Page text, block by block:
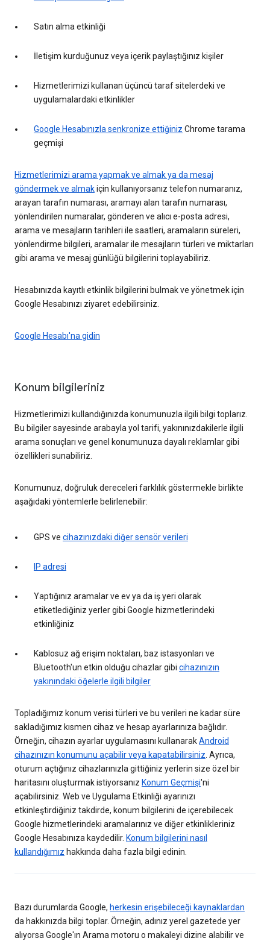
Satın alma etkinliği
İletişim kurduğunuz veya içerik paylaştığınız kişiler
Hizmetlerimizi kullanan üçüncü taraf sitelerdeki ve
uygulamalardaki etkinlikler
Google Hesabınızla senkronize ettiğiniz Chrome tarama
geçmişi
Hizmetlerimizi arama yapmak ve almak ya da mesaj
göndermek ve almakiçin kullanıyorsanız telefon numaranız,
arayan tarafın numarası, aramayı alan tarafın numarası,
yönlendirilen numaralar, gönderen ve alıcı e-posta adresi,
arama ve mesajların tarihleri ile saatleri, aramaların süreleri,
yönlendirme bilgileri, aramalar ile mesajların türleri ve miktarları
gibi arama ve mesaj günlüğü bilgilerini toplayabiliriz.
Hesabınızda kayıtlı etkinlik bilgilerini bulmak ve yönetmek için
Google Hesabınızı ziyaret edebilirsiniz.
Google Hesabı'na gidin
Konum bilgileriniz
Hizmetlerimizi kullandığınızda konumunuzla ilgili bilgi toplarız.
Bu bilgiler sayesinde arabayla yol tarifi, yakınınızdakilerle ilgili
arama sonuçları ve genel konumunuza dayalı reklamlar gibi
özellikleri sunabiliriz.
Konumunuz, doğruluk dereceleri farklılık göstermekle birlikte
aşağıdaki yöntemlerle belirlenebilir:
GPS ve cihazınızdaki diğer sensör verileri
IP adresi
Yaptığınız aramalar ve ev ya da iş yeri olarak
etiketlediğiniz yerler gibi Google hizmetlerindeki
etkinliğiniz
Kablosuz ağ erişim noktaları, baz istasyonları ve
Bluetooth'un etkin olduğu cihazlar gibi cihazınızın
yakınındaki öğelerle ilgili bilgiler
Topladığımız konum verisi türleri ve bu verileri ne kadar süre
sakladığımız kısmen cihaz ve hesap ayarlarınıza bağlıdır.
Örneğin, cihazın ayarlar uygulamasını kullanarakAndroid
cihazınızın konumunu açabilir veya kapatabilirsiniz. Ayrıca,
oturum açtığınız cihazlarınızla gittiğiniz yerlerin size özel bir
haritasını oluşturmak istiyorsanız Konum Geçmişi'ni
açabilirsiniz. Web ve Uygulama Etkinliği ayarınızı
etkinleştirdiğiniz takdirde, konum bilgilerini de içerebilecek
Google hizmetlerindeki aramalarınız ve diğer etkinlikleriniz
Google Hesabınıza kaydedilir. Konum bilgilerini nasıl
kullandığımız hakkında daha fazla bilgi edinin.
Bazı durumlarda Google, herkesin erişebileceği kaynaklardan
da hakkınızda bilgi toplar. Örneğin, adınız yerel gazetede yer
alıyorsa Google'ın Arama motoru o makaleyi dizine alabilir ve